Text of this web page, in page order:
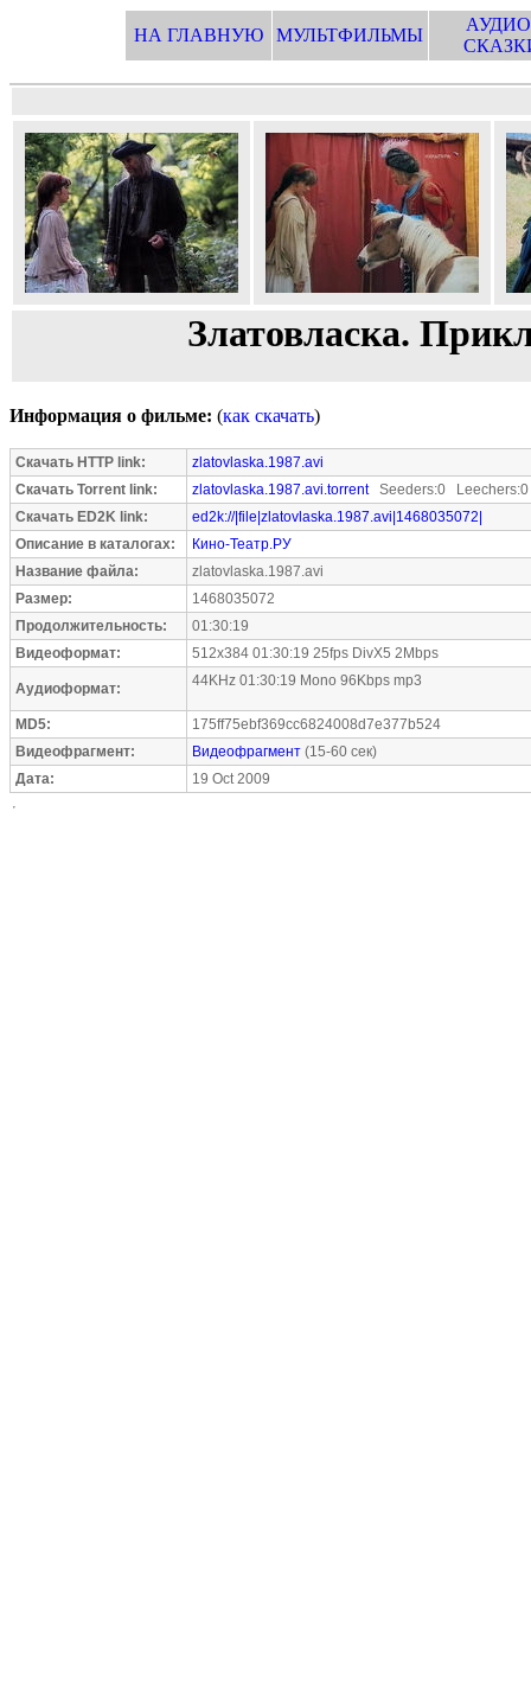
НА ГЛАВНУЮ МУЛЬТФИЛЬМЫ
Златовласка.
Информация о фильме: (как скачать)
Скачать HTTP link:
zlatovlaska.1987.avi
Скачать Torrent link:
zlatovlaska.1987.avi.torrentSeeders:0 Leechers:0
Скачать ED2K link:
ed2k://|file|zlatovlaska.1987.avi|1468035072|
Описание в каталогах:
Кино-Театр.РУ
Название файла:
zlatovlaska.1987.avi
Размер:
1468035072
Продолжительность:
01:30:19
Видеоформат:
512x384 01:30:19 25fps DivX5 2Mbps
Аудиоформат: 44KHz 01:30:19 Mono 96Kbps mp3
MD5:
175ff75ebf369cc6824008d7e377b524
Видеофрагмент:
Видеофрагмент (15-60 сек)
Дата:
19 Oct 2009